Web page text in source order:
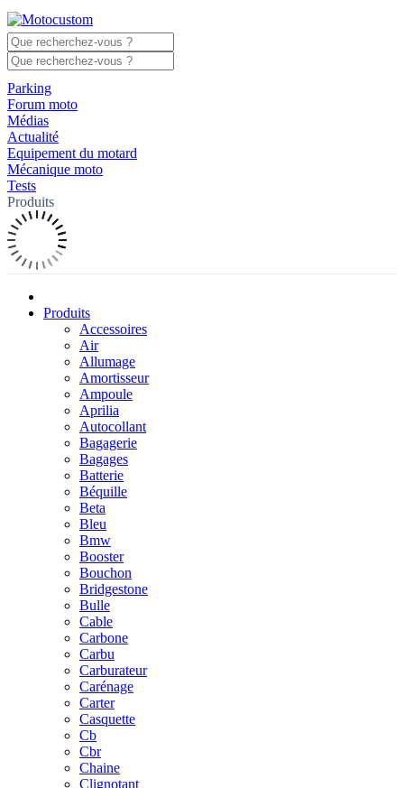
Parking
Forum moto
Médias
Actualité
Equipement du motard
Mécanique moto
Tests
Produits
Produits
Accessoires
Air
Allumage
Amortisseur
Ampoule
Aprilia
Autocollant
Bagagerie
Bagages
Batterie
Béquille
Beta
Bleu
Bmw
Booster
Bouchon
Bridgestone
Bulle
Cable
Carbone
Carbu
Carburateur
Carénage
Carter
Casquette
Cb
Cbr
Chaine
Clignotant